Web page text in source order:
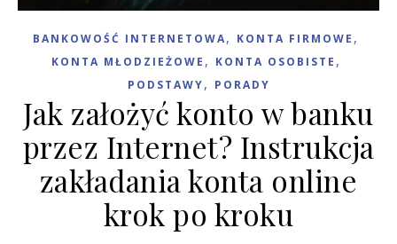
BANKOWOŚĆ INTERNETOWA, KONTA FIRMOWE ,
KONTA MŁODZIEŻOWE , KONTA OSOBISTE ,
PODSTAWY, PORADY
Jak założyć konto w banku
przez Internet? Instrukcja
zakładania konta online
krok po kroku